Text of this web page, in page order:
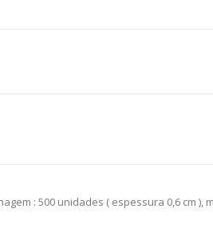
: 500 unidades ( espessura 0,6 cm ),